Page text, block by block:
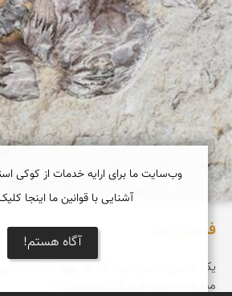
فسیل زیبا
یک فسیل بسیار زیبا که بر روی تخته
مشرف به فین هرمزگان فروردین 98
وب‌سایت ما برای ارایه خدمات از کوکی
آشنایی با قوانین ما اینجا
آگاه هستم!